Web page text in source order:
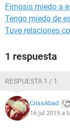
Fimosis miedo a
Tengo miedo de
Tuve relaciones
1 respuesta
RESPUESTA 1 / 1
CrissAbad
16 jul 2015 a